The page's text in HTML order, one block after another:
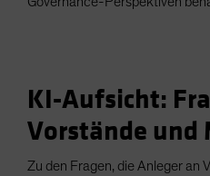
KI-Aufsicht:
Vorstände und
Zu den Fragen, die Anleger an